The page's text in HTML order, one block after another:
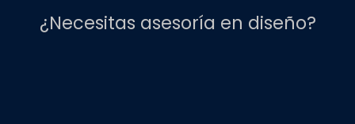
¿Necesitas asesoría en diseño?